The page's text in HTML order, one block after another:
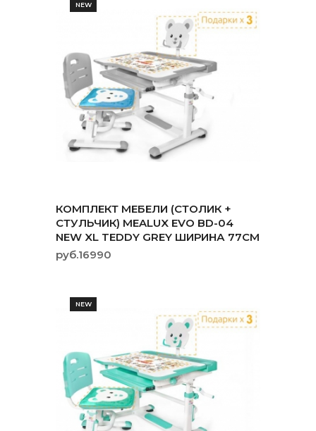
NEW
КОМПЛЕКТ МЕБЕЛИ (СТОЛИК +
СТУЛЬЧИК) MEALUX EVO BD-04
NEW XL TEDDY GREY ШИРИНА 77СМ
руб.16990
NEW